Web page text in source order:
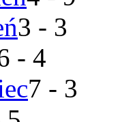
3 - 3
- 4
7 - 3